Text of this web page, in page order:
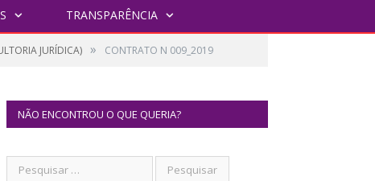
TRANSPARÊNCIA
JURÍDICA) » CONTRATO N 009_2019
NÃO ENCONTROU O QUE QUERIA?